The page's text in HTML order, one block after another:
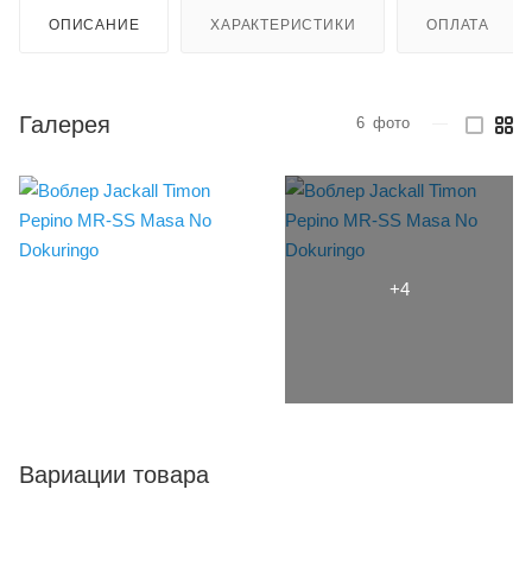
ОПИСАНИЕ ХАРАКТЕРИСТИКИ ОПЛАТА
Галерея 6 фото
Вариации товара